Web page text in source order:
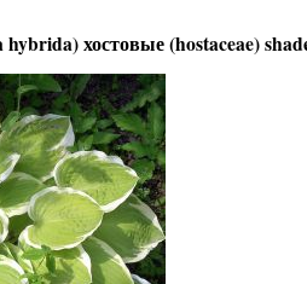
хостовые (hostaceae)